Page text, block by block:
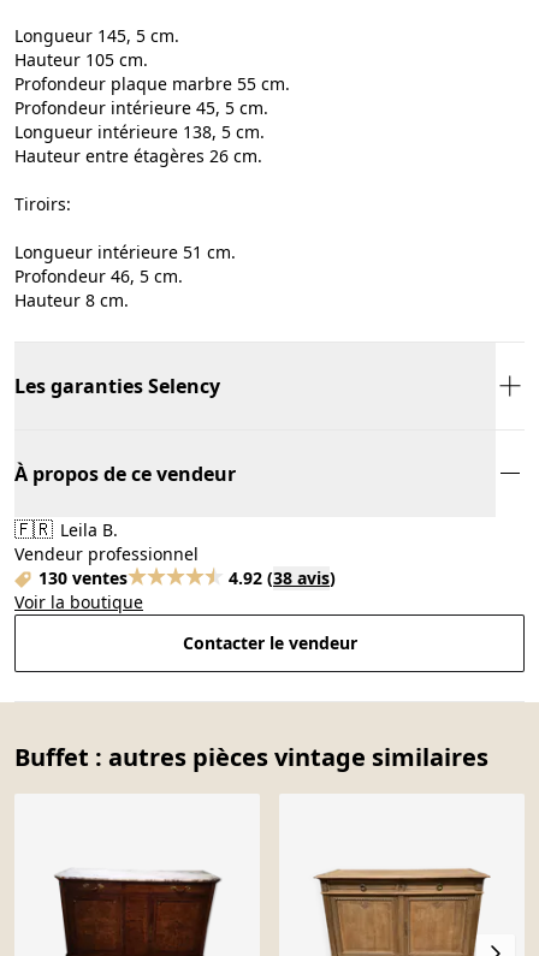
Longueur 145, 5 cm.
Hauteur 105 cm.
Profondeur plaque marbre 55 cm.
Profondeur intérieure 45, 5 cm.
Longueur intérieure 138, 5 cm.
Hauteur entre étagères 26 cm.
Tiroirs:
Longueur intérieure 51 cm.
Profondeur 46, 5 cm.
Hauteur 8 cm.
Les garanties Selency
À propos de ce vendeur
🇫🇷 Leila B.
Vendeur professionnel
130 ventes
4.92 (38 avis)
Voir la boutique
Contacter le vendeur
Buffet : autres pièces vintage similaires